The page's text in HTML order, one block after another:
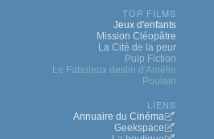
TOP FILMS
Jeux d'enfants
Mission Cléopâtre
La Cité de la peur
Pulp Fiction
Le Fabuleux destin d'Amélie
Poulain
LIENS
Annuaire du Cinéma
Geekspace